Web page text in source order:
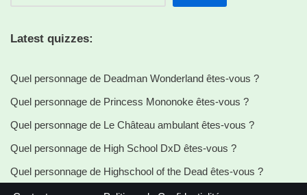
Latest quizzes:
Quel personnage de Deadman Wonderland êtes-vous ?
Quel personnage de Princess Mononoke êtes-vous ?
Quel personnage de Le Château ambulant êtes-vous ?
Quel personnage de High School DxD êtes-vous ?
Quel personnage de Highschool of the Dead êtes-vous ?